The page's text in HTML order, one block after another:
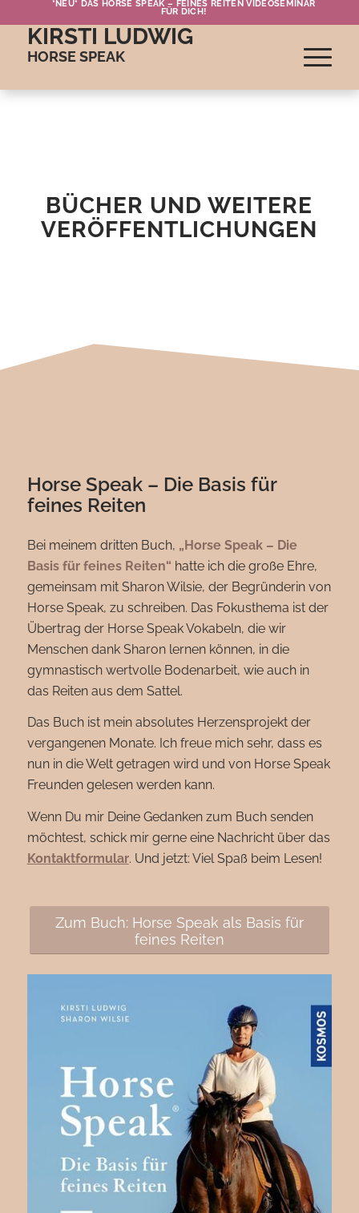
*NEU* DAS HORSE SPEAK – FEINES REITEN VIDEOSEMINAR
FÜR DICH!
KIRSTI LUDWIG
HORSE SPEAK
BÜCHER UND WEITERE
VERÖFFENTLICHUNGEN
Horse Speak – Die Basis für
feines Reiten
Bei meinem dritten Buch, „Horse Speak – Die
Basis für feines Reiten“ hatte ich die große Ehre,
gemeinsam mit Sharon Wilsie, der Begründerin von
Horse Speak, zu schreiben. Das Fokusthema ist der
Übertrag der Horse Speak Vokabeln, die wir
Menschen dank Sharon lernen können, in die
gymnastisch wertvolle Bodenarbeit, wie auch in
das Reiten aus dem Sattel.
Das Buch ist mein absolutes Herzensprojekt der
vergangenen Monate. Ich freue mich sehr, dass es
nun in die Welt getragen wird und von Horse Speak
Freunden gelesen werden kann.
Wenn Du mir Deine Gedanken zum Buch senden
möchtest, schick mir gerne eine Nachricht über das
Kontaktformular. Und jetzt: Viel Spaß beim Lesen!
Zum Buch: Horse Speak als Basis für
feines Reiten